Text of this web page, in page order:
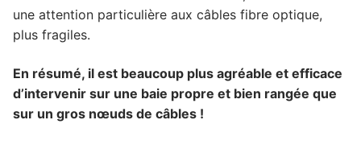
une attention particulière aux câbles fibre optique,
plus fragiles.
En résumé, il est beaucoup plus agréable et efficace
d’intervenir sur une baie propre et bien rangée que
sur un gros nœuds de câbles !